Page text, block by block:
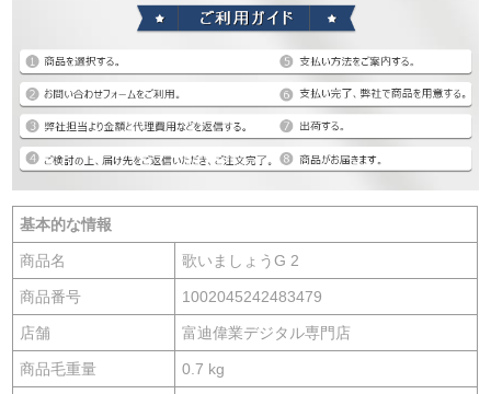
基本的な情報
商品名 歌いましょうG 2
商品番号 1002045242483479
店舗 富迪偉業デジタル専門店
商品毛重量 0.7 kg